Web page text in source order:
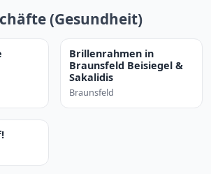
(Gesundheit)
Brillenrahmen in
Braunsfeld Beisiegel &
Sakalidis
Braunsfeld